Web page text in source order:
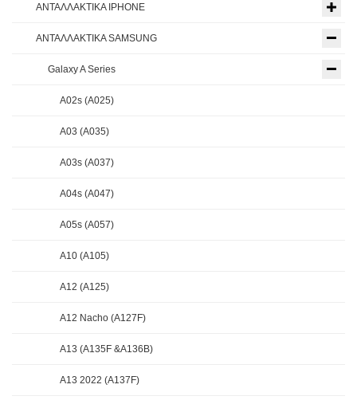
ΑΝΤΑΛΛΑΚΤΙΚΑ IPHONE
ΑΝΤΑΛΛΑΚΤΙΚΑ SAMSUNG
Galaxy A Series
A02s (A025)
A03 (A035)
A03s (A037)
A04s (A047)
A05s (A057)
A10 (A105)
A12 (A125)
A12 Nacho (A127F)
A13 (A135F &A136B)
A13 2022 (A137F)